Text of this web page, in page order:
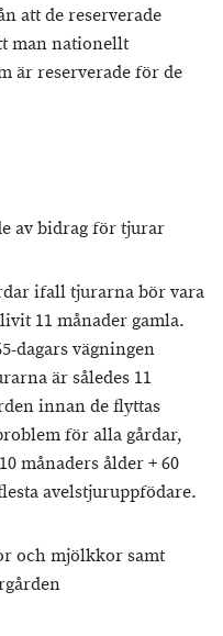
att de reserverade
man nationellt
är reserverade för de
av bidrag för tjurar
ifall tjurarna bör vara
11 månader gamla.
dagars vägningen
är således 11
innan de flyttas
för alla gårdar,
månaders ålder + 60
avelstjuruppfödare.
och mjölkkor samt